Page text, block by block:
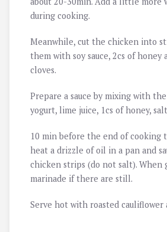
during cooking.
Meanwhile, cut the chicken into
them with soy sauce, 2cs of honey
cloves.
Prepare a sauce by mixing with
yogurt, lime juice, 1cs of honey,
10 min before the end of cooking
heat a drizzle of oil in a pan and
chicken strips (do not salt). When
marinade if there are still.
Serve hot with roasted cauliflower